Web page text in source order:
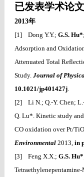
已发表学术论文
2013年
[1] Dong Y.Y.; G.S. Hu*
Adsorption and
Attenuated Total
Study. Journal of
10.1021/jp401427j.
[2] Li N.; Q.-Y. Chen;
Q. Lu*. Kinetic study
CO oxidation over Pt/TiO
Environmental 2013, in
[3] Feng X.X.; G.S. Hu*